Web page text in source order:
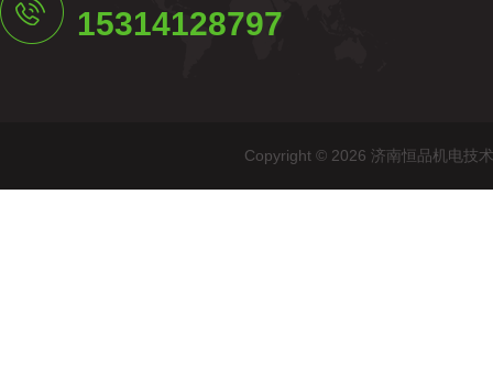
15314128797
Copyright © 2026 济南恒品机电技